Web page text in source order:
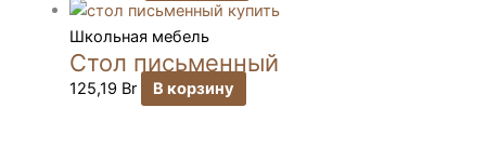
Школьная мебель
Стол письменный
125,19 Br В корзину